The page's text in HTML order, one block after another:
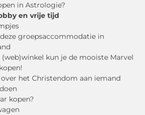
in Astrologie?
en vrije tijd
groepsaccommodatie in
(web)winkel kun je de mooiste Marvel
het Christendom aan iemand
kopen?